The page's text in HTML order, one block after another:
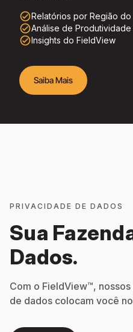
check_circle_outlineRelatórios por Região do
check_circle_outlineAnálise de Produtividade
check_circle_outlineInsights do FieldView
Saiba Mais
PRIVACIDADE DE DADOS
Sua
Dados.
Com o FieldView™,
de dados colocam você